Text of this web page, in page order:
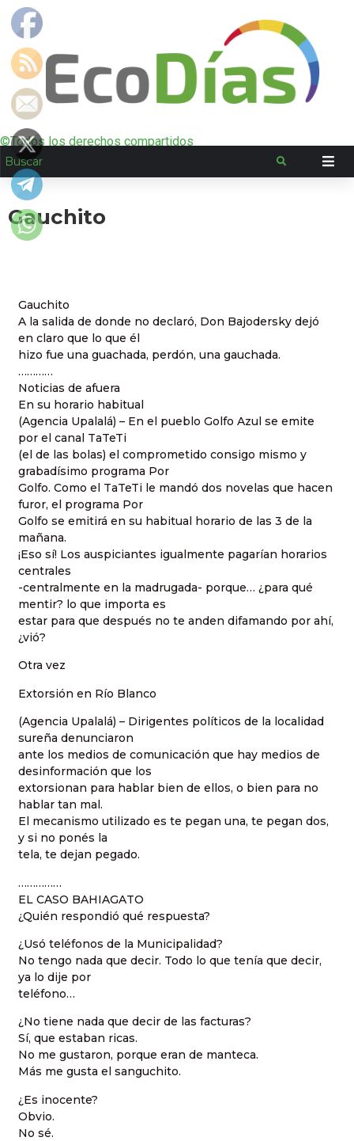
©Todos los derechos compartidos
Gauchito
Gauchito
A la salida de donde no declaró, Don Bajodersky dejó
en claro que lo que él
hizo fue una guachada, perdón, una gauchada.
…………
Noticias de afuera
En su horario habitual
(Agencia Upalalá) – En el pueblo Golfo Azul se emite
por el canal TaTeTi
(el de las bolas) el comprometido consigo mismo y
grabadísimo programa Por
Golfo. Como el TaTeTi le mandó dos novelas que hacen
furor, el programa Por
Golfo se emitirá en su habitual horario de las 3 de la
mañana.
¡Eso sí! Los auspiciantes igualmente pagarían horarios
centrales
-centralmente en la madrugada- porque… ¿para qué
mentir? lo que importa es
estar para que después no te anden difamando por ahí,
¿vió?
Otra vez
Extorsión en Río Blanco
(Agencia Upalalá) – Dirigentes políticos de la localidad
sureña denunciaron
ante los medios de comunicación que hay medios de
desinformación que los
extorsionan para hablar bien de ellos, o bien para no
hablar tan mal.
El mecanismo utilizado es te pegan una, te pegan dos,
y si no ponés la
tela, te dejan pegado.
……………
EL CASO BAHIAGATO
¿Quién respondió qué respuesta?
¿Usó teléfonos de la Municipalidad?
No tengo nada que decir. Todo lo que tenía que decir,
ya lo dije por
teléfono…
¿No tiene nada que decir de las facturas?
Sí, que estaban ricas.
No me gustaron, porque eran de manteca.
Más me gusta el sanguchito.
¿Es inocente?
Obvio.
No sé.